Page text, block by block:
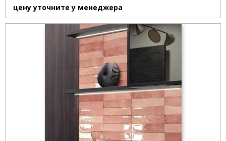
цену уточните у менеджера